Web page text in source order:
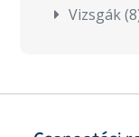
Vizsgák